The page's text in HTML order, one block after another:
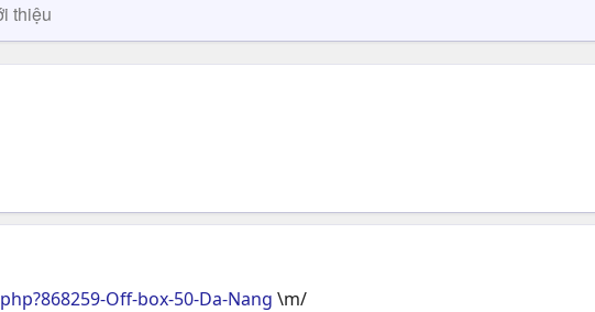
thiệu
Off-box-50-Da-Nang \m/